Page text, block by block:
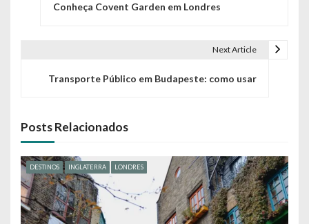
ç
ã
o
d
Conheça Covent Garden em Londres
Next Article
Transporte Público em Budapeste: como usar
Posts Relacionados
DESTINOS INGLATERRA LONDRES